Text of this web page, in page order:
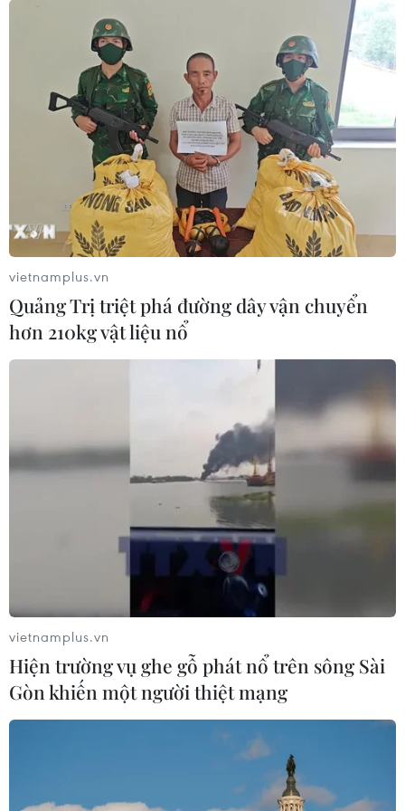
TIN CÙNG CHUYÊN MỤC
nên ưu tiên sản xuất và đóng gói chip
vietnamplus.vn
Quảng Trị triệt phá đường dây vận chuyển
hơn 210kg vật liệu nổ
vietnamplus.vn
Hiện trường vụ ghe gỗ phát nổ trên sông Sài
Gòn khiến một người thiệt mạng